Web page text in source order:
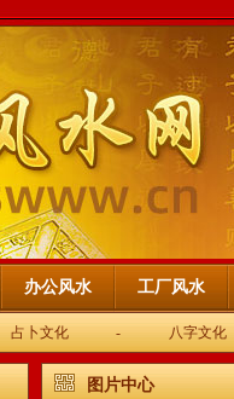
办公风水 工厂风水
占卜文化 - 八字文化
图片中心